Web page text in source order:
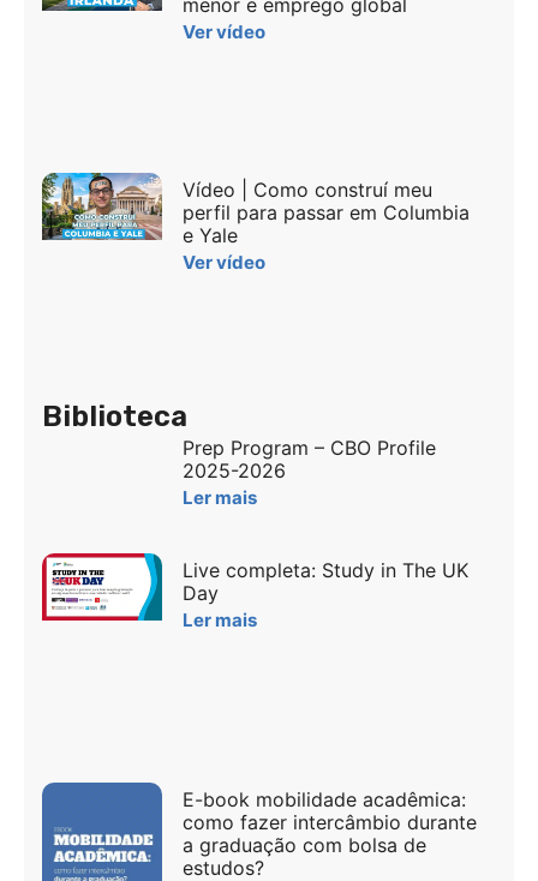
menor e emprego global
Ver vídeo
Vídeo | Como construí meu
perfil para passar em Columbia
e Yale
Ver vídeo
Biblioteca
Prep Program – CBO Profile
2025-2026
Ler mais
Live completa: Study in The UK
Day
Ler mais
E-book mobilidade acadêmica:
como fazer intercâmbio durante
a graduação com bolsa de
estudos?